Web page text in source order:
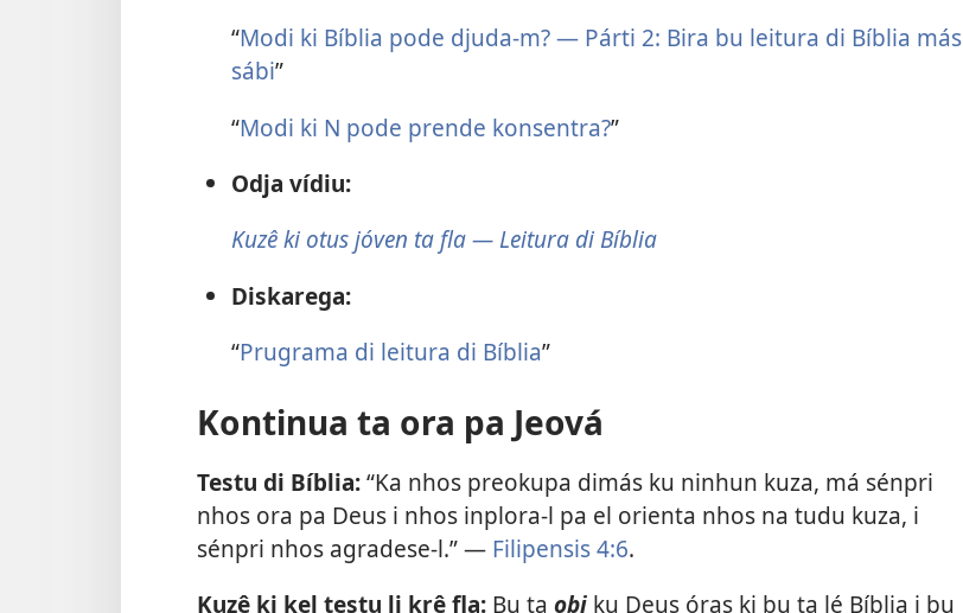
“Modi ki Bíblia pode djuda-m? — Párti 2: Bira bu leitura di Bíblia más
sábi”
“Modi ki N pode prende konsentra?”
Odja vídiu:
Kuzê ki otus jóven ta fla — Leitura di Bíblia
Diskarega:
“Prugrama di leitura di Bíblia”
Kontinua ta ora pa Jeová
Testu di Bíblia:“Ka nhos preokupa dimás ku ninhun kuza, má sénpri
nhos ora pa Deus i nhos inplora-l pa el orienta nhos na tudu kuza, i
sénpri nhos agradese-l.” — Filipensis 4:6.
Kuzê ki kel testu li krê fla: Bu ta obi ku Deus óras ki bu ta lé Bíblia i bu